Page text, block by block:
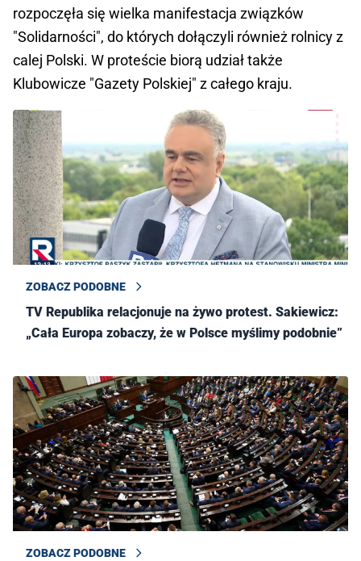
rozpoczęła się wielka manifestacja związków
"Solidarności", do których dołączyli również rolnicy z
calej Polski. W proteście biorą udział także
Klubowicze "Gazety Polskiej" z całego kraju.
ZOBACZ PODOBNE
TV Republika relacjonuje na żywo protest. Sakiewicz:
„Cała Europa zobaczy, że w Polsce myślimy podobnie”
ZOBACZ PODOBNE